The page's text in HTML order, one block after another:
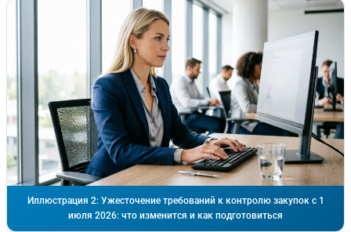
Иллюстрация 2: Ужесточение требований к контролю закупок с 1
июля 2026: что изменится и как подготовиться